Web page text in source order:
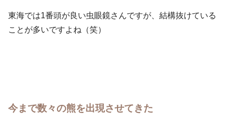
東海では1番頭が良い虫眼鏡さんですが、結構抜けている
ことが多いですよね（笑）
今まで数々の熊を出現させてきた